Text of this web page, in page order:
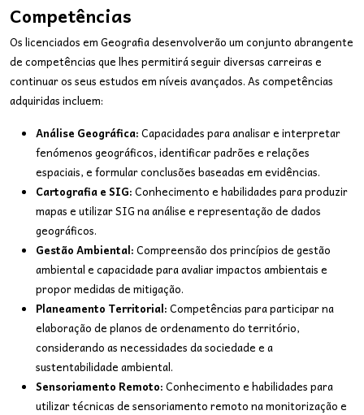
Competências
Os licenciados em Geografia desenvolverão um conjunto abrangente
de competências que lhes permitirá seguir diversas carreiras e
continuar os seus estudos em níveis avançados. As competências
adquiridas incluem:
Análise Geográfica:Capacidades para analisar e interpretar
fenómenos geográficos, identificar padrões e relações
espaciais, e formular conclusões baseadas em evidências.
Cartografia e SIG:Conhecimento e habilidades para produzir
mapas e utilizar SIG na análise e representação de dados
geográficos.
Gestão Ambiental:Compreensão dos princípios de gestão
ambiental e capacidade para avaliar impactos ambientais e
propor medidas de mitigação.
Planeamento Territorial:Competências para participar na
elaboração de planos de ordenamento do território,
considerando as necessidades da sociedade e a
sustentabilidade ambiental.
Sensoriamento Remoto:Conhecimento e habilidades para
utilizar técnicas de sensoriamento remoto na monitorização e